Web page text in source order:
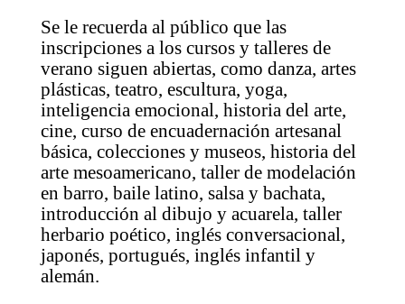
Se le recuerda al público que las
inscripciones a los cursos y talleres de
verano siguen abiertas, como danza, artes
plásticas, teatro, escultura, yoga,
inteligencia emocional, historia del arte,
cine, curso de encuadernación artesanal
básica, colecciones y museos, historia del
arte mesoamericano, taller de modelación
en barro, baile latino, salsa y bachata,
introducción al dibujo y acuarela, taller
herbario poético, inglés conversacional,
japonés, portugués, inglés infantil y
alemán.